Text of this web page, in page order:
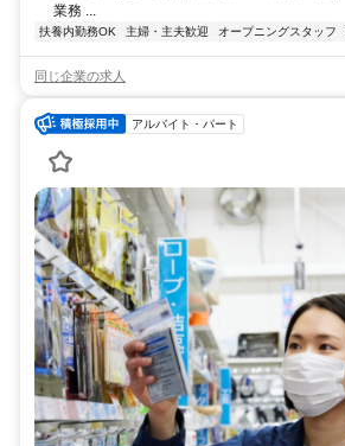
業務 ...
扶養内勤務OK 主婦・主夫歓迎 オープニングスタッフ
同じ企業の求人
アルバイト・パート